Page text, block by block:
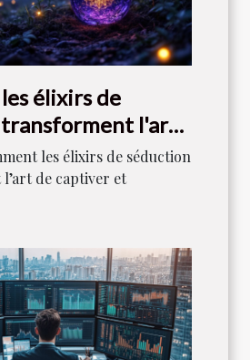
élixirs de
l'art
?
les élixirs de séduction
de captiver et